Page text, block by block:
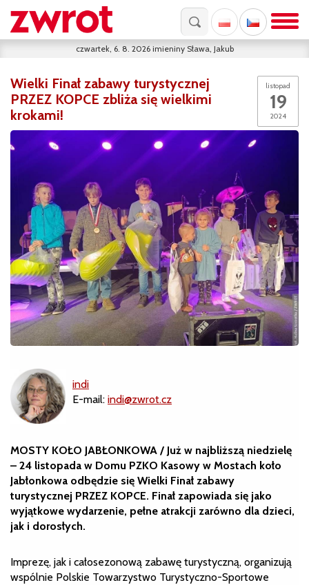
czwartek, 6. 8. 2026 imieniny Sława, Jakub
listopad
19
2024
Wielki Finał zabawy turystycznej
PRZEZ KOPCE zbliża się wielkimi
krokami!
indi
E-mail: indi@zwrot.cz
MOSTY KOŁO JABŁONKOWA / Już w najbliższą niedzielę
– 24 listopada w Domu PZKO Kasowy w Mostach koło
Jabłonkowa odbędzie się Wielki Finał zabawy
turystycznej PRZEZ KOPCE. Finał zapowiada się jako
wyjątkowe wydarzenie, pełne atrakcji zarówno dla dzieci,
jak i dorosłych.
Imprezę, jak i całosezonową zabawę turystyczną, organizują
wspólnie Polskie Towarzystwo Turystyczno-Sportowe